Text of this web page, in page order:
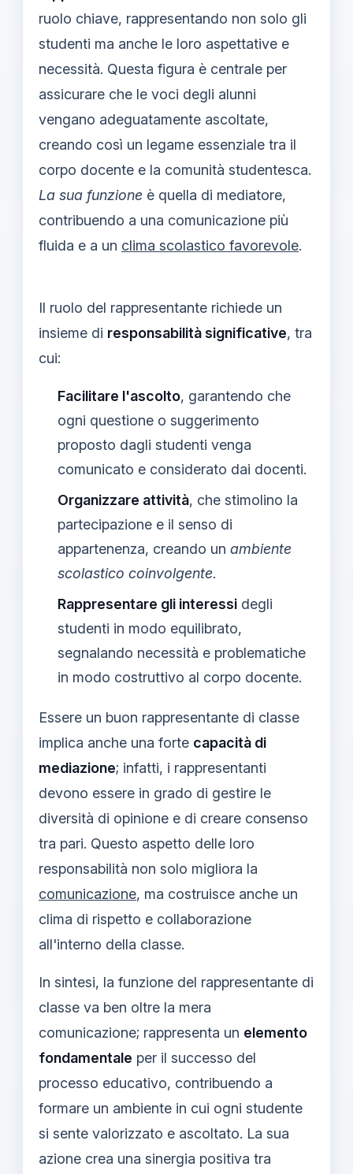
ruolo chiave, rappresentando non solo gli
studenti ma anche le loro aspettative e
necessità. Questa figura è centrale per
assicurare che le voci degli alunni
vengano adeguatamente ascoltate,
creando così un legame essenziale tra il
corpo docente e la comunità studentesca.
La sua funzione è quella di mediatore,
contribuendo a una comunicazione più
fluida e a un clima scolastico favorevole.
Il ruolo del rappresentante richiede un
insieme di responsabilità significative, tra
cui:
Facilitare l'ascolto, garantendo che
ogni questione o suggerimento
proposto dagli studenti venga
comunicato e considerato dai docenti.
Organizzare attività, che stimolino la
partecipazione e il senso di
appartenenza, creando un ambiente
scolastico coinvolgente.
Rappresentare gli interessi degli
studenti in modo equilibrato,
segnalando necessità e problematiche
in modo costruttivo al corpo docente.
Essere un buon rappresentante di classe
implica anche una forte capacità di
mediazione; infatti, i rappresentanti
devono essere in grado di gestire le
diversità di opinione e di creare consenso
tra pari. Questo aspetto delle loro
responsabilità non solo migliora la
comunicazione, ma costruisce anche un
clima di rispetto e collaborazione
all'interno della classe.
In sintesi, la funzione del rappresentante di
classe va ben oltre la mera
comunicazione; rappresenta un elemento
fondamentale per il successo del
processo educativo, contribuendo a
formare un ambiente in cui ogni studente
si sente valorizzato e ascoltato. La sua
azione crea una sinergia positiva tra